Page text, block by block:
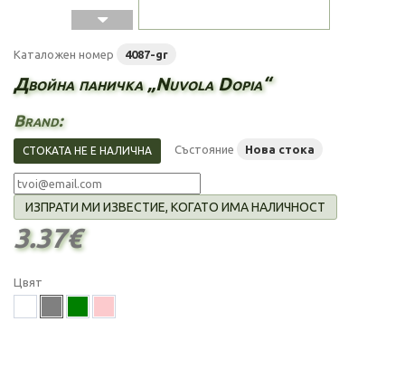
Каталожен номер 4087-gr
Двойна паничка „Nuvola Dopia“
Brand:
СТОКАТА НЕ Е НАЛИЧНА Състояние Нова стока
ИЗПРАТИ МИ ИЗВЕСТИЕ, КОГАТО ИМА НАЛИЧНОСТ
3.37€
Цвят